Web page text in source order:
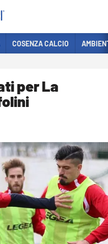
COSENZA CALCIO
per La